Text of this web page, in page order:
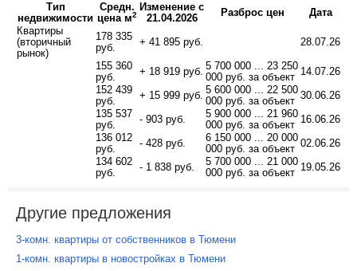
Тип
недвижимости
Средн.
цена м2
Изменение с
21.04.2026
Разброс цен
Дата
Квартиры
(вторичный
рынок)
178 335
руб.
+ 41 895 руб.
28.07.26
155 360
руб.
+ 18 919 руб. 5 700 000 ... 23 250
000 руб. за объект 14.07.26
152 439
руб.
+ 15 999 руб. 5 600 000 ... 22 500
000 руб. за объект 30.06.26
135 537
руб.
- 903 руб.
5 900 000 ... 21 960
000 руб. за объект 16.06.26
136 012
руб.
- 428 руб.
6 150 000 ... 20 000
000 руб. за объект 02.06.26
134 602
руб.
- 1 838 руб.
5 700 000 ... 21 000
000 руб. за объект 19.05.26
Другие предложения
3-комн. квартиры от собственников в Тюмени
1-комн. квартиры в новостройках в Тюмени